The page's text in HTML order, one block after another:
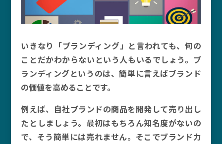
いきなり「ブランディング」と言われても、何の
ことだかわからないという人もいるでしょう。ブ
ランディングというのは、簡単に言えばブランド
の価値を高めることです。
例えば、自社ブランドの商品を開発して売り出し
たとしましょう。最初はもちろん知名度がないの
で、そう簡単には売れません。そこでブランド力